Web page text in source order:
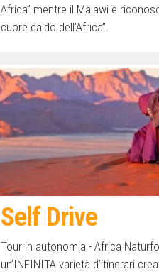
Africa” mentre il Malawi è
cuore caldo dell’Africa”.
Self Drive
Tour in autonomia - Africa
un’INFINITA varietà d’itinerari